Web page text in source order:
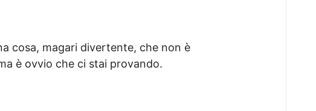
cosa, magari divertente, che non è
è ovvio che ci stai provando.